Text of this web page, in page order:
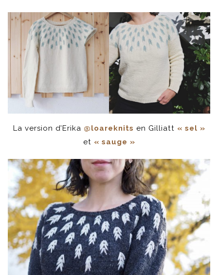
La version d’Erika @loareknits en Gilliatt « sel »
et « sauge »